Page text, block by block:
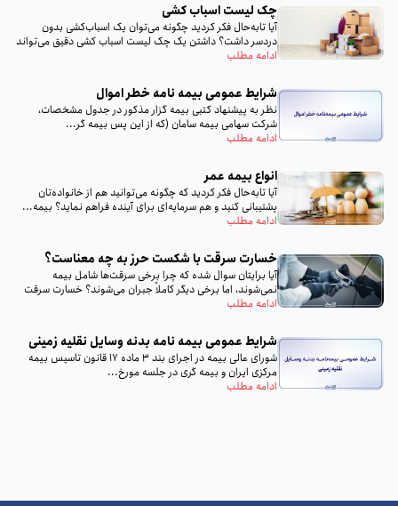
چک لیست اسباب‌ کشی
آیا تا‌به‌حال فکر کردید چگونه می‌توان یک اسباب‌کشی بدون
دردسر داشت؟ داشتن یک چک لیست اسباب‌ کشی دقیق می‌تواند
تمام...
ادامه مطلب
شرایط عمومی بیمه‌ نامه خطر اموال
نظر به پيشنهاد كتبى بيمه گزار مذكور در جدول مشخصات،
شركت سهامى بيمه سامان (كه از اين پس بيمه گر...
ادامه مطلب
انواع بیمه عمر
آیا تا‌به‌حال فکر کردید که چگونه می‌توانید هم از خانواده‌تان
پشتیبانی کنید و هم سرمایه‌ای برای آینده فراهم نماید؟ بیمه...
ادامه مطلب
خسارت سرقت با شکست حرز به چه معناست؟
آیا برایتان سوال شده که چرا برخی سرقت‌ها شامل بیمه
نمی‌شوند، اما برخی دیگر کاملاً جبران می‌شوند؟ خسارت سرقت
با...
ادامه مطلب
شرایط عمومی بیمه‌ نامه بدنه وسایل نقلیه زمینی
شورای عالی بیمه در اجرای بند 3 ماده 17 قانون تاسیس بیمه
مرکزی ایران و بیمه گری در جلسه مورخ...
ادامه مطلب